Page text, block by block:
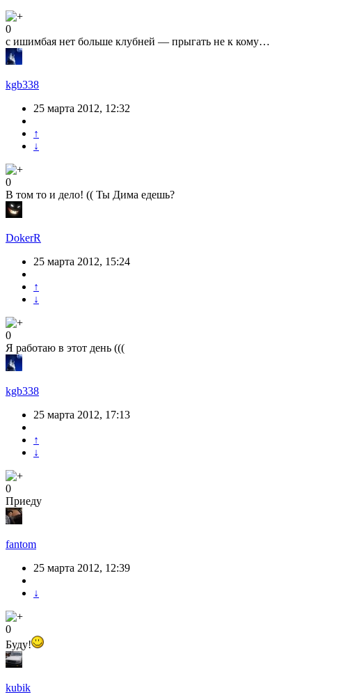
0
с ишимбая нет больше клубней — прыгать не к кому…
kgb338
25 марта 2012, 12:32
↑
↓
0
В том то и дело! (( Ты Дима едешь?
DokerR
25 марта 2012, 15:24
↑
↓
0
Я работаю в этот день (((
kgb338
25 марта 2012, 17:13
↑
↓
0
Приеду
fantom
25 марта 2012, 12:39
↓
0
Буду!
kubik